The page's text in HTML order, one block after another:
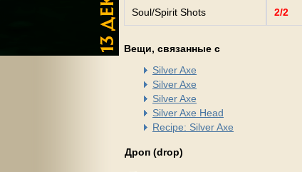
Soul/Spirit Shots 2/2
Вещи, связанные с
Silver Axe
Silver Axe
Silver Axe
Silver Axe Head
Recipe: Silver Axe
Дроп (drop)